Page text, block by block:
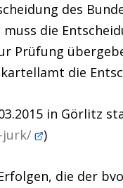
des
die
Prüfung
die
in Görlitz
jurk/ )
die der